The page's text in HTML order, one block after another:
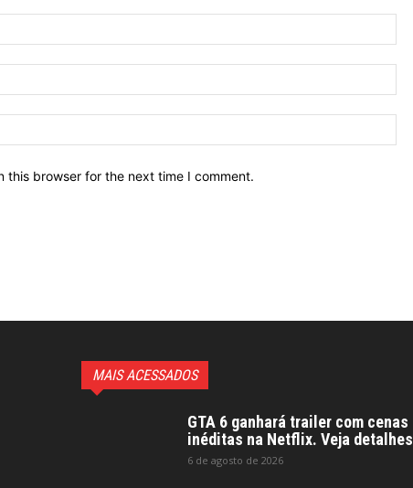
this browser for the next time I comment.
MAIS ACESSADOS
GTA 6 ganhará trailer com cenas
inéditas na Netflix. Veja detalhes
6 de agosto de 2026